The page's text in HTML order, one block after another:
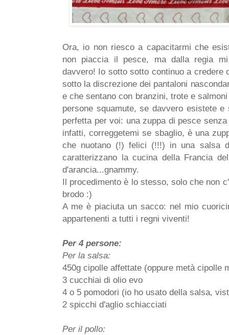
Ora, io non riesco a capacitarmi che
non piaccia il pesce, ma dalla regia
davvero! Io sotto sotto continuo a credere
sotto la discrezione dei pantaloni
e che sentano con branzini, trote e
persone squamute, se davvero esistete
perfetta per voi: una zuppa di pesce
infatti, correggetemi se sbaglio, è una
che nuotano (!) felici (!!!) in una salsa
caratterizzano la cucina della Francia
d'arancia...gnammy.
Il procedimento è lo stesso, solo che non
brodo :)
A me è piaciuta un sacco: nel mio
appartenenti a tutti i regni viventi!
Per 4 persone:
Per la salsa:
450g cipolle affettate (oppure metà cipolle
3 cucchiai di olio evo
4 o 5 pomodori (io ho usato della salsa,
2 spicchi d'aglio schiacciati
Per il pollo: